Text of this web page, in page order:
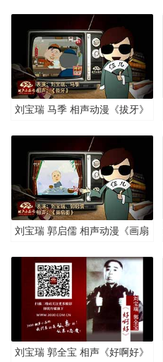
刘宝瑞 马季 相声动漫《拔牙》
刘宝瑞 郭启儒 相声动漫《画扇
刘宝瑞 郭全宝 相声《好啊好》